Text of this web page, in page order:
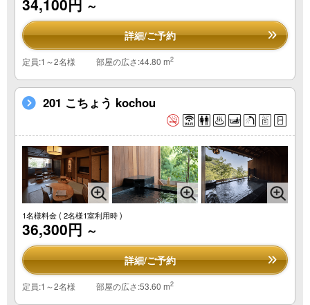
～
詳細/ご予約
定員:1～2名様 部屋の広さ:44.80 m2
201 こちょう kochou
1名様料金( 2名様1室利用時 )
36,300円 ～
詳細/ご予約
定員:1～2名様 部屋の広さ:53.60 m2